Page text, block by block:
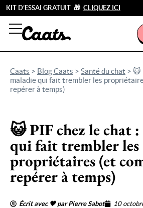
KIT D’ESSAI GRATUIT 🎁 CLIQUEZ ICI
Caats > Blog Caats > Santé du chat > 😺
maladie qui fait trembler les
repérer à temps)
😺 PIF chez le chat
qui fait trembler les
propriétaires (et
repérer à temps)
Écrit avec 🖤 par Pierre Sabot
10